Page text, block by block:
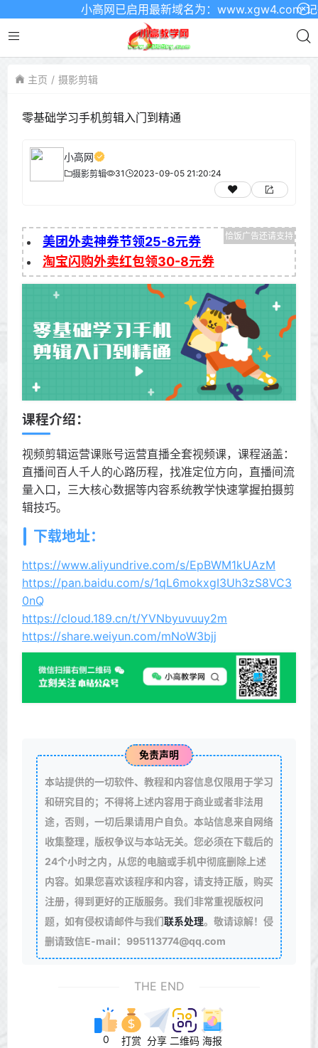
小高网已启用最新域名为：www.xgw4.com 记得
主页 摄影剪辑
零基础学习手机剪辑入门到精通
小高网
摄影剪辑 31 2023-09-05 21:20:24
美团外卖神券节领25-8元券
淘宝闪购外卖红包领30-8元券
课程介绍：
视频剪辑运营课账号运营直播全套视频课，课程涵盖：
直播间百人千人的心路历程，找准定位方向，直播间流
量入口，三大核心数据等内容系统教学快速掌握拍摄剪
辑技巧。
下载地址：
https://www.aliyundrive.com/s/EpBWM1kUAzM
https://pan.baidu.com/s/1qL6mokxgI3Uh3zS8VC3
0nQ
https://cloud.189.cn/t/YVNbyuvuuy2m
https://share.weiyun.com/mNoW3bjj
免责声明
本站提供的一切软件、教程和内容信息仅限用于学习
和研究目的；不得将上述内容用于商业或者非法用
途，否则，一切后果请用户自负。本站信息来自网络
收集整理，版权争议与本站无关。您必须在下载后的
24个小时之内，从您的电脑或手机中彻底删除上述
内容。如果您喜欢该程序和内容，请支持正版，购买
注册，得到更好的正版服务。我们非常重视版权问
题，如有侵权请邮件与我们联系处理。敬请谅解！侵
删请致信E-mail：995113774@qq.com
THE END
0 打赏 分享 二维码 海报